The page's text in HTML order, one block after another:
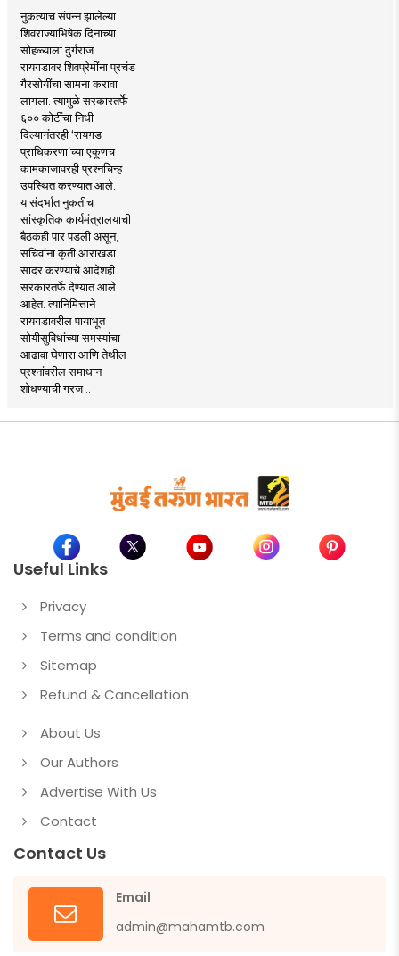
नुकत्याच संपन्न झालेल्या
शिवराज्याभिषेक दिनाच्या
सोहळ्याला दुर्गराज
रायगडावर शिवप्रेमींना प्रचंड
गैरसोयींचा सामना करावा
लागला. त्यामुळे सरकारतर्फे
६०० कोटींचा निधी
दिल्यानंतरही ‘रायगड
प्राधिकरणा’च्या एकूणच
कामकाजावरही प्रश्नचिन्ह
उपस्थित करण्यात आले.
यासंदर्भात नुकतीच
सांस्कृतिक कार्यमंत्रालयाची
बैठकही पार पडली असून,
सचिवांना कृती आराखडा
सादर करण्याचे आदेशही
सरकारतर्फे देण्यात आले
आहेत. त्यानिमित्ताने
रायगडावरील पायाभूत
सोयीसुविधांच्या समस्यांचा
आढावा घेणारा आणि तेथील
प्रश्नांवरील समाधान
शोधण्याची गरज ..
Useful Links
Privacy
Terms and condition
Sitemap
Refund & Cancellation
About Us
Our Authors
Advertise With Us
Contact
Contact Us
Email
admin@mahamtb.com